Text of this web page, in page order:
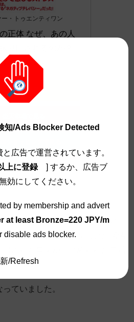
・トゥエンティワン
正体 なぜ、あの人
ァー携書）
Amazonで見る
、脳波から感情の可視化に成功
「感性アナライザ」を用いた感情
ていました。
知/Ads Blocker Detected
広告で運営されています。
上に登録
] するか、広告ブ
効にしてください。
by membership and advert
at least Bronze=220 JPY/m
disable ads blocker.
/Refresh